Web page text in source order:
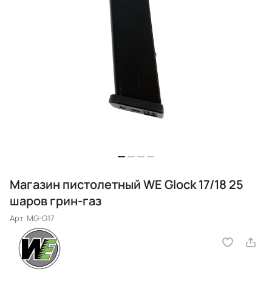
Магазин пистолетный WE Glock 17/18 25
шаров грин-газ
Арт. MG-G17